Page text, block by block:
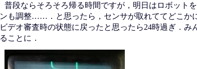
普段ならそろそろ帰る時間ですが，明日はロボット
ンも調整……．と思ったら，センサが取れててどこか
ビデオ審査時の状態に戻ったと思ったら24時過ぎ．
ることに．